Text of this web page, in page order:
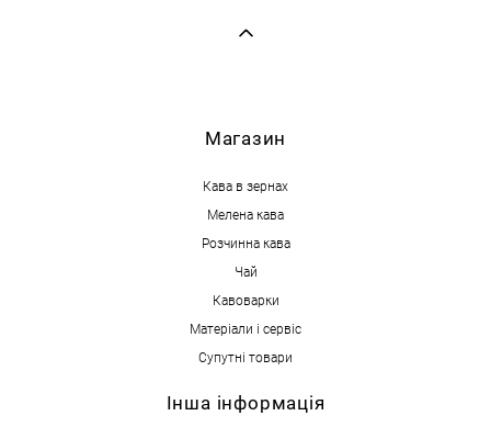
Магазин
Кава в зернах
Мелена кава
Розчинна кава
Чай
Кавоварки
Матеріали і сервіс
Супутні товари
Інша інформація